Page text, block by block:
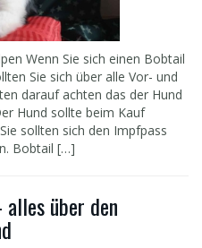
Wenn Sie sich einen Bobtail
Sie sich über alle Vor- und
darauf achten das der Hund
Hund sollte beim Kauf
sollten sich den Impfpass
Bobtail […]
über den